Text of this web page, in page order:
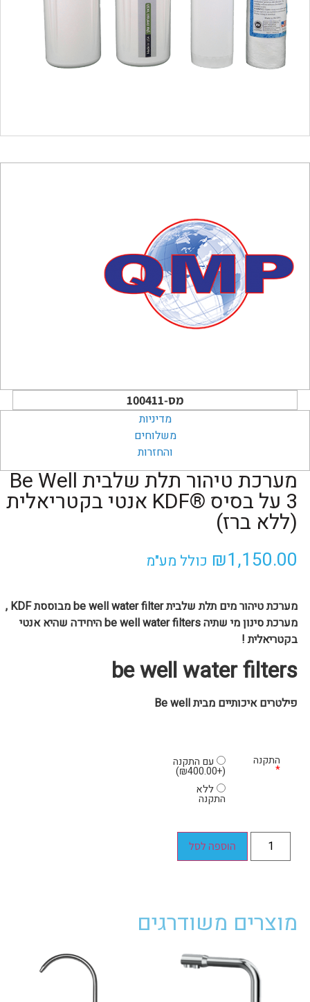
מס-100411
מדיניות
משלוחים
והחזרות
מערכת טיהור תלת שלבית Be Well
3 על בסיס ®KDF אנטי בקטריאלית
(ללא ברז)
₪1,150.00 כולל מע"מ
מערכת טיהור מים תלת שלבית be well water filter מבוססת KDF ,
מערכת סינון מי שתיה be well water filters היחידה שהיא אנטי
בקטריאלית !
be well water filters
פילטרים איכותיים מבית Be well
התקנה
*
עם התקנה
(
+
₪400.00
)
ללא
התקנה
הוספה לסל
מוצרים משודרגים